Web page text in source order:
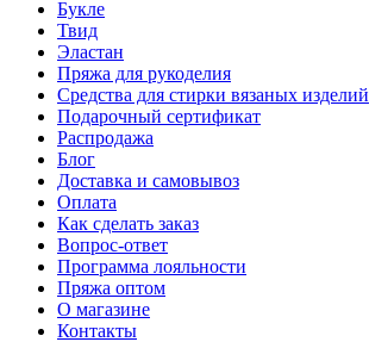
Букле
Твид
Эластан
Пряжа для рукоделия
Средства для стирки вязаных изделий
Подарочный сертификат
Распродажа
Блог
Доставка и самовывоз
Оплата
Как сделать заказ
Вопрос-ответ
Программа лояльности
Пряжа оптом
О магазине
Контакты